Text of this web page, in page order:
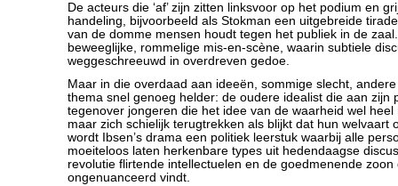
De acteurs die ‘af’ zijn zitten linksvoor op het podium en
handeling, bijvoorbeeld als Stokman een uitgebreide
van de domme mensen houdt tegen het publiek in de
beweeglijke, rommelige mis-en-scène, waarin subtiele
weggeschreeuwd in overdreven gedoe.
Maar in die overdaad aan ideeën, sommige slecht,
thema snel genoeg helder: de oudere idealist die aan zijn
tegenover jongeren die het idee van de waarheid wel heel
maar zich schielijk terugtrekken als blijkt dat hun welvaart
wordt Ibsen’s drama een politiek leerstuk waarbij alle
moeiteloos laten herkenbare types uit hedendaagse
revolutie flirtende intellectuelen en de goedmenende zoon
ongenuanceerd vindt.